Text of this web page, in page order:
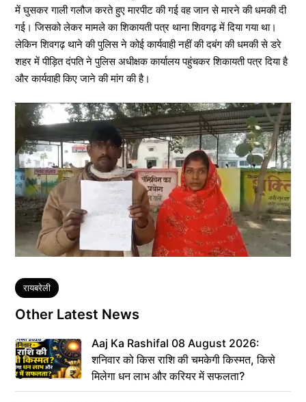
में घुसकर गाली गलौज करते हुए मारपीट की गई वह जान से मारने की धमकी दी
गई। जिसको लेकर मामले का शिकायती पत्र थाना शिवगढ़ में दिया गया था।
लेकिन शिवगढ़ थाने की पुलिस ने कोई कार्यवाही नहीं की दबंग की धमकी से डरे
शहर में पीड़ित दंपति ने पुलिस अधीक्षक कार्यालय पहुंचकर शिकायती पत्र दिया है
और कार्यवाही किए जाने की मांग की है।
Tags
रायबरेली
Other Latest News
Aaj Ka Rashifal 08 August 2026:
शनिवार को किस राशि की चमकेगी किस्मत, किसे
मिलेगा धन लाभ और करियर में सफलता?